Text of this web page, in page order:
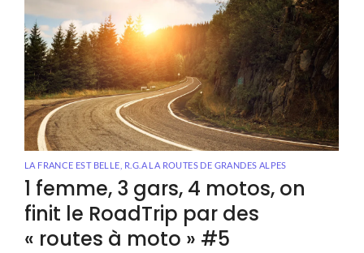
LA FRANCE EST BELLE R.G.A LA ROUTES DE GRANDES ALPES
1 femme, 3 gars, 4 motos, on
finit le RoadTrip par des
« routes à moto » #5